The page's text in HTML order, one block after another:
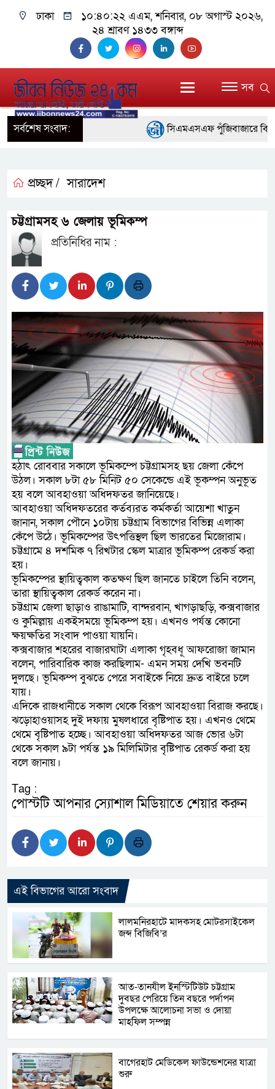
ঢাকা ১০:৪০:২৩ এএম, শনিবার, ০৮ অগাস্ট ২০২৬,
২৪ শ্রাবণ ১৪৩৩ বঙ্গাব্দ
সব
সর্বশেষ সংবাদ:
সিএমএসএফ পুঁজিবাজারে
ওমানের সঙ্গে ইরানের হরমুজ
আত-তানযীল ইনস্টিটিউট
পর্দাপন উপলক্ষে আলোচনা সভা ও
ফ্যাসিবাদবিরোধী আন্দোলনে
নিরপেক্ষ ও বিশ্বাসযোগ্য : প্রধানমন্ত্রী
বাগেরহাট মেডিকেল
জুলাই স্মৃতি জাদুঘরের দুয়ার
ফিলিপাইনের দক্ষিণ উপকূলে
প্রচ্ছদ / সারাদেশ
চট্টগ্রামসহ ৬ জেলায় ভূমিকম্প
প্রতিনিধির নাম :
হঠাৎ রোববার সকালে ভূমিকম্পে চট্টগ্রামসহ ছয় জেলা কেঁপে
উঠল। সকাল ৮টা ৫৮ মিনিট ৫০ সেকেন্ডে এই ভূকম্পন অনুভূত
হয় বলে আবহাওয়া অধিদফতর জানিয়েছে।
আবহাওয়া অধিদফতরের কর্তব্যরত কর্মকর্তা আয়েশা খাতুন
জানান, সকাল পৌনে ১০টায় চট্টগ্রাম বিভাগের বিভিন্ন এলাকা
কেঁপে উঠে। ভূমিকম্পের উৎপত্তিস্থল ছিল ভারতের মিজোরাম।
চট্টগ্রামে ৪ দশমিক ৭ রিখটার স্কেল মাত্রার ভূমিকম্প রেকর্ড করা
হয়।
ভূমিকম্পের স্থায়িত্বকাল কতক্ষণ ছিল জানতে চাইলে তিনি বলেন,
তারা স্থায়িত্বকাল রেকর্ড করেন না।
চট্টগ্রাম জেলা ছাড়াও রাঙামাটি, বান্দরবান, খাগড়াছড়ি, কক্সবাজার
ও কুমিল্লায় একইসময়ে ভূমিকম্প হয়। এখনও পর্যন্ত কোনো
ক্ষয়ক্ষতির সংবাদ পাওয়া যায়নি।
কক্সবাজার শহরের বাজারঘাটা এলাকা গৃহবধূ আফরোজা জামান
বলেন, পারিবারিক কাজ করছিলাম- এমন সময় দেখি ভবনটি
দুলছে। ভূমিকম্প বুঝতে পেরে সবাইকে নিয়ে দ্রুত বাইরে চলে
যায়।
এদিকে রাজধানীতে সকাল থেকে বিরূপ আবহাওয়া বিরাজ করছে।
ঝড়োহাওয়াসহ দুই দফায় মুষলধারে বৃষ্টিপাত হয়। এখনও থেমে
থেমে বৃষ্টিপাত হচ্ছে। আবহাওয়া অধিদফতর আজ ভোর ৬টা
থেকে সকাল ৯টা পর্যন্ত ১৯ মিলিমিটার বৃষ্টিপাত রেকর্ড করা হয়
বলে জানায়।
Tag :
পোস্টটি আপনার স্যোশাল মিডিয়াতে শেয়ার করুন
এই বিভাগের আরো সংবাদ
লালমনিরহাটে মাদকসহ মোটরসাইকেল
জব্দ বিজিবি’র
আত-তানযীল ইনস্টিটিউট চট্টগ্রাম
দুবছর পেরিয়ে তিন বছরে পর্দাপন
উপলক্ষে আলোচনা সভা ও দোয়া
মাহফিল সম্পন্ন
বাগেরহাট মেডিকেল ফাউন্ডেশনের যাত্রা
শুরু